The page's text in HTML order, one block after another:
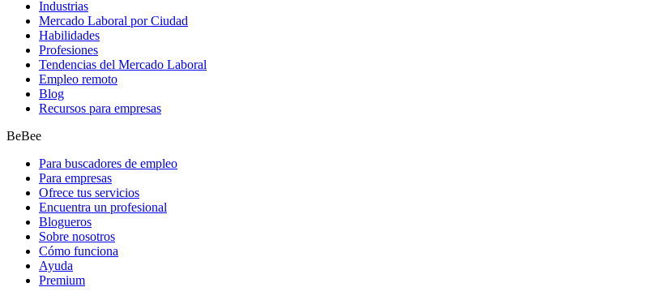
Industrias
Mercado Laboral por Ciudad
Habilidades
Profesiones
Tendencias del Mercado Laboral
Empleo remoto
Blog
Recursos para empresas
BeBee
Para buscadores de empleo
Para empresas
Ofrece tus servicios
Encuentra un profesional
Blogueros
Sobre nosotros
Cómo funciona
Ayuda
Premium